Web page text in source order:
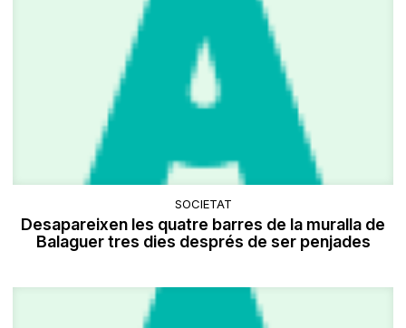
SOCIETAT
Desapareixen les quatre barres de la muralla de
Balaguer tres dies després de ser penjades